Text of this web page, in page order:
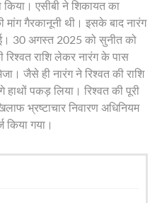
एसीबी ने शिकायत का
मांग गैरकानूनी थी। इसके बाद नारंग
30 अगस्त 2025 को सुनीत को
राशि लेकर नारंग के पास
जैसे ही नारंग ने रिश्वत की राशि
हाथों पकड़ लिया। रिश्वत की पूरी
भ्रष्टाचार निवारण अधिनियम
किया गया।